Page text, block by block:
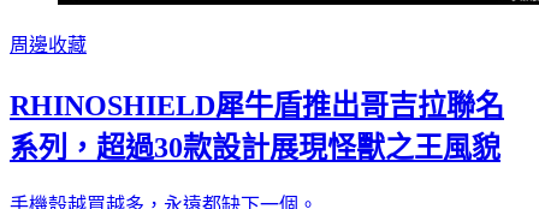
周邊收藏
RHINOSHIELD犀牛盾推出哥吉拉聯名
系列，超過30款設計展現怪獸之王風貌